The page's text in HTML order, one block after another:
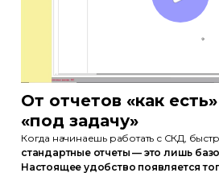
От отчетов «как
«под задачу»
Когда начинаешь работать с СКД,
стандартные отчеты — это лишь
Настоящее удобство появляется